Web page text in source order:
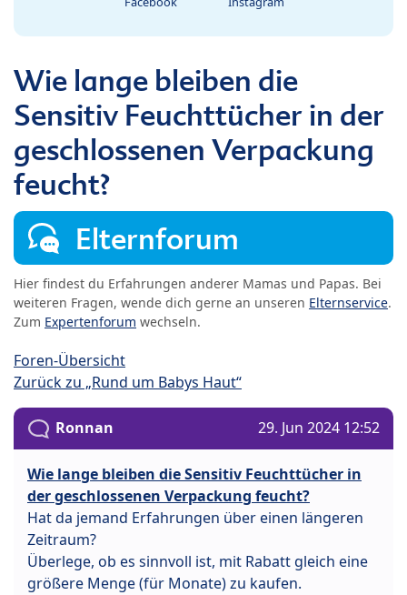
Wie lange bleiben die
Sensitiv Feuchttücher in der
geschlossenen Verpackung
feucht?
Elternforum
Hier findest du Erfahrungen anderer Mamas und Papas. Bei
weiteren Fragen, wende dich gerne an unseren Elternservice.
Zum Expertenforum wechseln.
Foren-Übersicht
Zurück zu „Rund um Babys Haut“
Ronnan 29. Jun 2024 12:52
Wie lange bleiben die Sensitiv Feuchttücher in
der geschlossenen Verpackung feucht?
Hat da jemand Erfahrungen über einen längeren
Zeitraum?
Überlege, ob es sinnvoll ist, mit Rabatt gleich eine
größere Menge (für Monate) zu kaufen.